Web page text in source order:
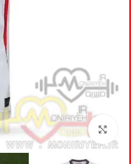
برای بزرگنمایی کلیک کنید